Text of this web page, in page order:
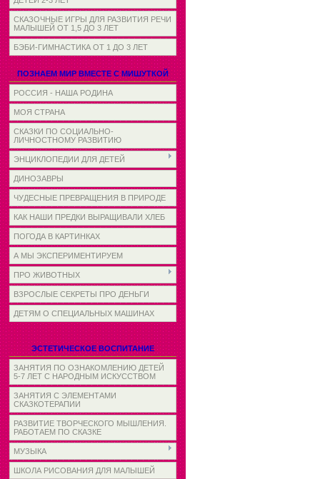
СКАЗОЧНЫЕ ИГРЫ ДЛЯ РАЗВИТИЯ РЕЧИ
МАЛЫШЕЙ ОТ 1,5 ДО 3 ЛЕТ
БЭБИ-ГИМНАСТИКА ОТ 1 ДО 3 ЛЕТ
ПОЗНАЕМ МИР ВМЕСТЕ С МИШУТКОЙ
РОССИЯ - НАША РОДИНА
МОЯ СТРАНА
СКАЗКИ ПО СОЦИАЛЬНО-
ЛИЧНОСТНОМУ РАЗВИТИЮ
ЭНЦИКЛОПЕДИИ ДЛЯ ДЕТЕЙ
ДИНОЗАВРЫ
ЧУДЕСНЫЕ ПРЕВРАЩЕНИЯ В ПРИРОДЕ
КАК НАШИ ПРЕДКИ ВЫРАЩИВАЛИ ХЛЕБ
ПОГОДА В КАРТИНКАХ
А МЫ ЭКСПЕРИМЕНТИРУЕМ
ПРО ЖИВОТНЫХ
ВЗРОСЛЫЕ СЕКРЕТЫ ПРО ДЕНЬГИ
ДЕТЯМ О СПЕЦИАЛЬНЫХ МАШИНАХ
ЭСТЕТИЧЕСКОЕ ВОСПИТАНИЕ
ЗАНЯТИЯ ПО ОЗНАКОМЛЕНИЮ ДЕТЕЙ
5-7 ЛЕТ С НАРОДНЫМ ИСКУССТВОМ
ЗАНЯТИЯ С ЭЛЕМЕНТАМИ
СКАЗКОТЕРАПИИ
РАЗВИТИЕ ТВОРЧЕСКОГО МЫШЛЕНИЯ.
РАБОТАЕМ ПО СКАЗКЕ
МУЗЫКА
ШКОЛА РИСОВАНИЯ ДЛЯ МАЛЫШЕЙ